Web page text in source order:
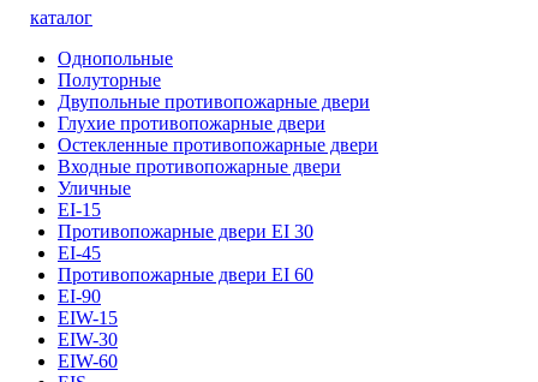
каталог
Однопольные
Полуторные
Двупольные противопожарные двери
Глухие противопожарные двери
Остекленные противопожарные двери
Входные противопожарные двери
Уличные
EI-15
Противопожарные двери EI 30
EI-45
Противопожарные двери EI 60
EI-90
EIW-15
EIW-30
EIW-60